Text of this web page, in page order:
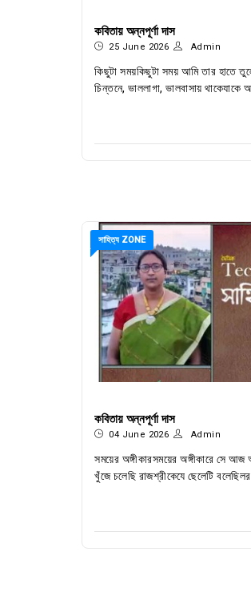
কবিতায় অন্নপূর্ণা দাস
25 June 2026 Admin
কিছুটা সময়কিছুটা সময় আমি তার হাতে
চিন্তনে, ভাললাগা, ভালবাসায়
সাহিত্য ZONE
কবিতায় অন্নপূর্ণা দাস
04 June 2026 Admin
সময়ের অঙ্গীকারসময়ের অঙ্গীকারে সে
খুঁজে চলেছি রাজশ্রীকেযে ছেলেটি